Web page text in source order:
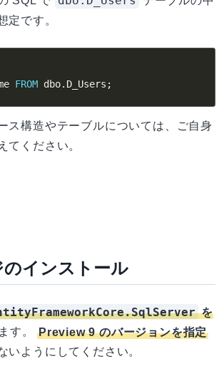
定です。
FROM dbo. D_Users ;
ス構造やテーブルについては、ご自身
てください。
インストール
を
す。Preview 9 のバージョンを指定
いようにしてください。